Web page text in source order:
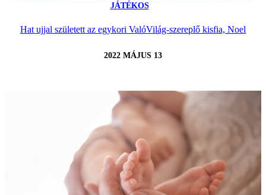
JÁTÉKOS
Hat ujjal született az egykori ValóVilág-szereplő kisfia, Noel
2022 MÁJUS 13